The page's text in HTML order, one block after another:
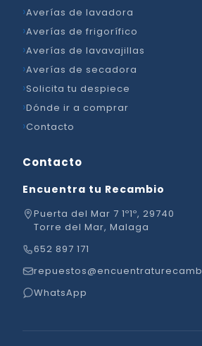
Averías de lavadora
Averías de frigorífico
Averías de lavavajillas
Averías de secadora
Solicita tu despiece
Dónde ir a comprar
Contacto
Contacto
Encuentra tu Recambio
Puerta del Mar 7 1º1º, 29740
Torre del Mar, Malaga
652 897 171
WhatsApp